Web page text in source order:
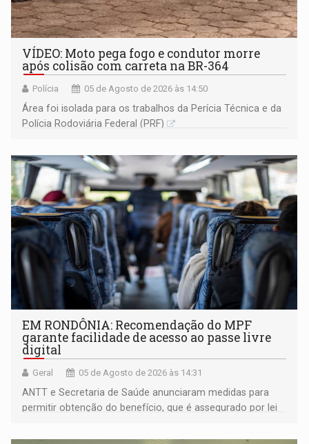
VÍDEO: Moto pega fogo e condutor morre
após colisão com carreta na BR-364
Polícia 05 de Agosto de 2026 às 14:50
Área foi isolada para os trabalhos da Perícia Técnica e da
Polícia Rodoviária Federal (PRF)
EM RONDÔNIA: Recomendação do MPF
garante facilidade de acesso ao passe livre
digital
Geral 05 de Agosto de 2026 às 14:31
ANTT e Secretaria de Saúde anunciaram medidas para
permitir obtenção do benefício, que é assegurado por lei